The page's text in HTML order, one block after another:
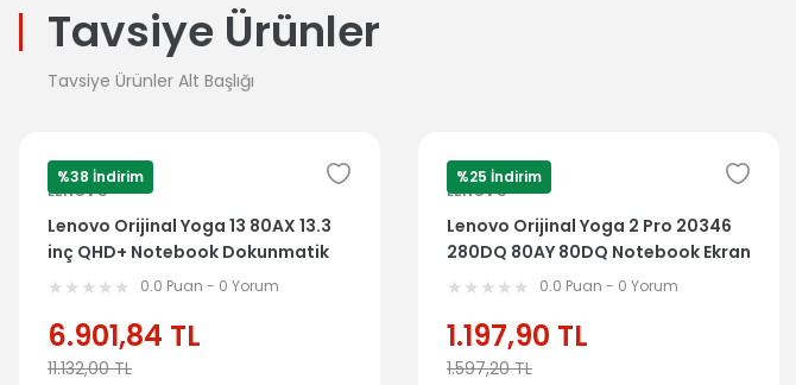
Tavsiye Ürünler
Tavsiye Ürünler Alt Başlığı
%38 İndirim
LENOVO
Lenovo Orijinal Yoga 13 80AX 13.3
inç QHD+ Notebook Dokunmatik
Lcd Ekran Panel0.0 Puan - 0 Yorum
6.901,84 TL
11.132,00TL
%25 İndirim
LENOVO
Lenovo Orijinal Yoga 2 Pro 20346
280DQ 80AY 80DQ Notebook Ekran
Arka Kasa Lcd Cover
0.0 Puan - 0 Yorum
1.197,90 TL
1.597,20TL